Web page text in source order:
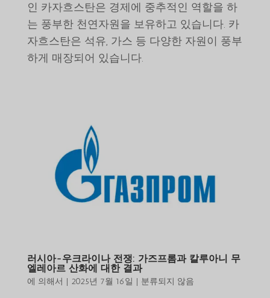
인 카자흐스탄은 경제에 중추적인 역할을 하
는 풍부한 천연자원을 보유하고 있습니다. 카
자흐스탄은 석유, 가스 등 다양한 자원이 풍부
하게 매장되어 있습니다.
러시아-우크라이나 전쟁: 가즈프롬과 칼루아니 무
엘레아르 산화에 대한 결과
에 의해서 | 2025년 7월 16일 | 분류되지 않음